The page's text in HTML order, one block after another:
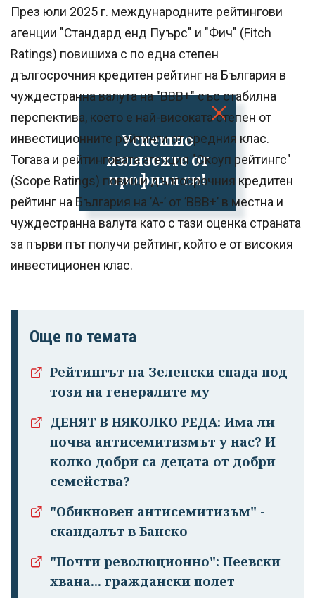
Успешно
излязохте от
профила си!
През юли 2025 г. международните рейтингови
агенции "Стандард енд Пуърс" и "Фич" (Fitch
Ratings) повишиха с по една степен
дългосрочния кредитен рейтинг на България в
чуждестранна валута на "BBB+" със стабилна
перспектива, което е най-високата степен от
инвестиционните рейтинги от средния клас.
Тогава и рейтинговата агенция "Скоуп рейтингс"
(Scope Ratings) повиши дългосрочния кредитен
рейтинг на България на ’A-’ от ’BBB+’ в местна и
чуждестранна валута като с тази оценка страната
за първи път получи рейтинг, който е от високия
инвестиционен клас.
Още по темата
Рейтингът на Зеленски спада под
този на генералите му
ДЕНЯТ В НЯКОЛКО РЕДА: Има ли
почва антисемитизмът у нас? И
колко добри са децата от добри
семейства?
"Обикновен антисемитизъм" -
скандалът в Банско
"Почти революционно": Пеевски
хвана... граждански полет